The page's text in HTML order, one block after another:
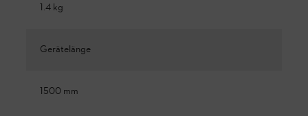
1.4 kg
Gerätelänge
1500 mm